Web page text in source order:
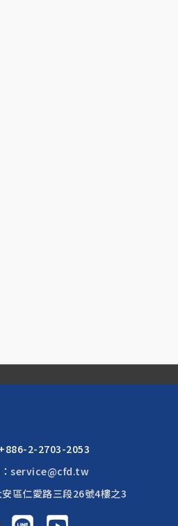
+886-2-2703-2053
service@cfd.tw
區仁愛路三段26號4樓之3